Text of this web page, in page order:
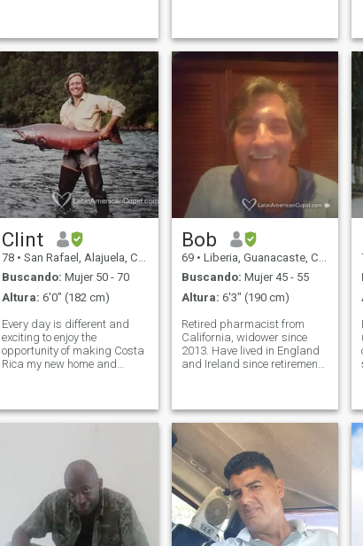
tomar mi carro rumbo a la
playa con buena música.
Clint
78 • San Rafael, Alajuela, Costa Rica
Buscando: Mujer 50 - 70
Altura: 6'0" (182 cm)
Every day is different and
exciting to enjoy the
opportunity of making Costa
Rica my new home and
technologies that can help
Bob
69 • Liberia, Guanacaste, Costa Rica
Buscando: Mujer 45 - 55
Altura: 6'3" (190 cm)
Retired pharmacist from
California, widower since
2013. Have lived in England
and Ireland since retirement
humor, honest, caring and